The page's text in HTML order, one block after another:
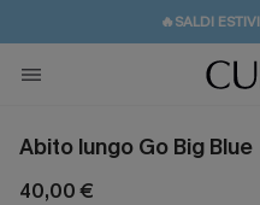
🔥SALDI
💌REGALO PER I
Abito lungo Go Big Blue
40,00 €